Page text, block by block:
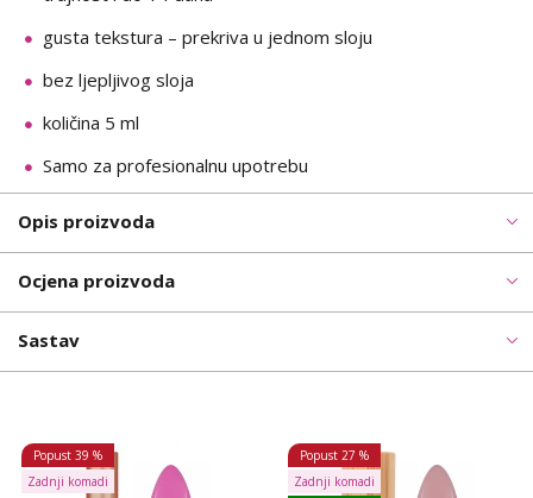
gusta tekstura – prekriva u jednom sloju
bez ljepljivog sloja
količina 5 ml
Samo za profesionalnu upotrebu
Opis proizvoda
Ocjena proizvoda
Sastav
Popust 39 %
Zadnji komadi
Popust 27 %
Zadnji komadi